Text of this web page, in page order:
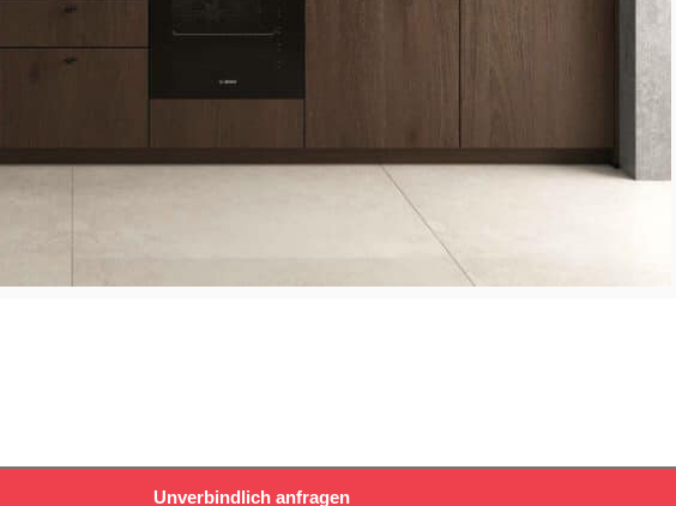
Unverbindlich anfragen